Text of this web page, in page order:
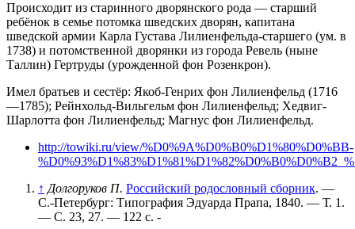
Происходит из старинного дворянского рода — старший
ребёнок в семье потомка шведских дворян, капитана
шведской армии Карла Густава Лилиенфельда-старшего (ум. в
1738) и потомственной дворянки из города Ревель (ныне
Таллин) Гертруды (урожденной фон Розенкрон).
Имел братьев и сестёр: Якоб-Генрих фон Лилиенфельд (1716
—1785); Рейнхольд-Вильгельм фон Лилиенфельд; Хедвиг-
Шарлотта фон Лилиенфельд; Магнус фон Лилиенфельд.
http://towiki.ru/view/%D0%9A%D0%B0%D1%80%D0%BB-
↑ Долгоруков П. Российский родословный сборник. —
С.-Петербург: Типография Эдуарда Прапа, 1840. — Т. 1.
— С. 23, 27. — 122 с. -